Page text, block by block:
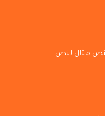
مثال لنص.